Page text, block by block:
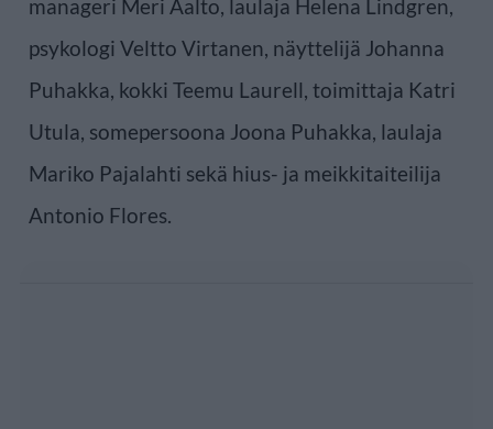
manageri Meri Aalto, laulaja Helena Lindgren,
psykologi Veltto Virtanen, näyttelijä Johanna
Puhakka, kokki Teemu Laurell, toimittaja Katri
Utula, somepersoona Joona Puhakka, laulaja
Mariko Pajalahti sekä hius- ja meikkitaiteilija
Antonio Flores.